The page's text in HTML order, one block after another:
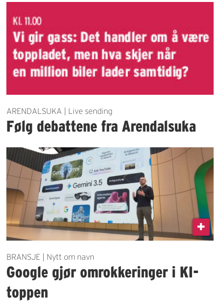
ARENDALSUKA | Live sending
Følg debattene fra Arendalsuka
BRANSJE | Nytt om navn
Google gjør omrokkeringer i KI-
toppen